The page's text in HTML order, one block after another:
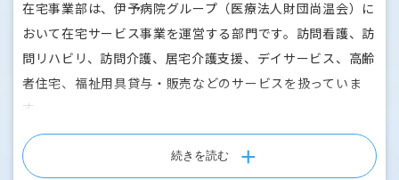
在宅事業部は、伊予病院グループ（医療法人財団尚温会）に
おいて在宅サービス事業を運営する部門です。訪問看護、訪
問リハビリ、訪問介護、居宅介護支援、デイサービス、高齢
者住宅、福祉用具貸与・販売などのサービスを扱っていま
す。
松山市、松前町、伊予市にそれぞれ拠点を置き、周辺地域で
暮らす方々の在宅生活を様々な面で支援しています。
続きを読む